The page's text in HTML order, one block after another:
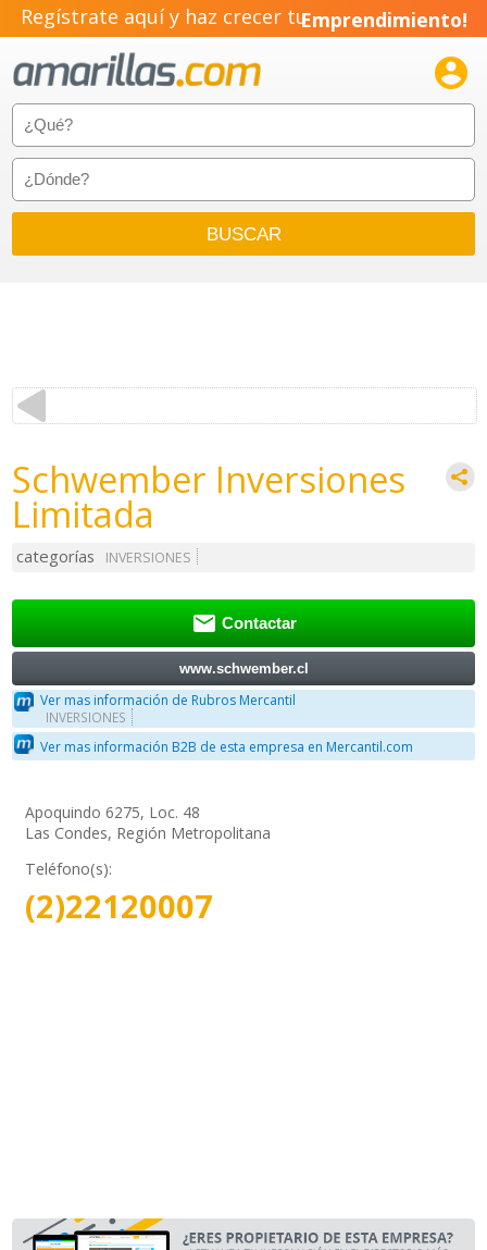
Regístrate aquí y haz crecer tuEmprendimiento!

Schwember Inversiones
Limitada
categorías INVERSIONES
 Contactar
www.schwember.cl
Ver mas información de Rubros Mercantil
INVERSIONES
Ver mas información B2B de esta empresa en Mercantil.com
Apoquindo 6275, Loc. 48
Las Condes, Región Metropolitana
Teléfono(s):
(2)22120007